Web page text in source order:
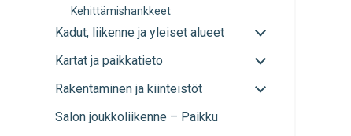
Kehittämishankkeet
Kadut, liikenne ja yleiset alueet
Avaa
sulje
Kartat ja paikkatieto
Avaa
sulje
Rakentaminen ja kiinteistöt
Avaa
Salon joukkoliikenne – Paikku